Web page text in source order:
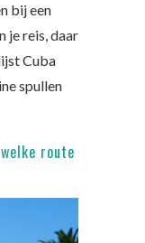
bij een
je reis, daar
Cuba
spullen
route